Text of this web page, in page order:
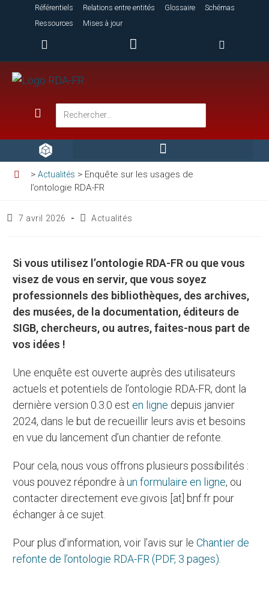
Référentiels Relations entre entités Glossaire
Schémas
Ressources
Mises à jour
>Actualités > Enquête sur les usages de
l’ontologie RDA-FR
7 avril 2026 Actualités
Si vous utilisez l’ontologie RDA-FR ou que vous
visez de vous en servir, que vous soyez
professionnels des bibliothèques, des archives,
des musées, de la documentation, éditeurs de
SIGB, chercheurs, ou autres, faites-nous part de
vos idées !
Une enquête est ouverte auprès des utilisateurs
actuels et potentiels de l’ontologie RDA-FR, dont la
dernière version 0.3.0 est en ligne depuis janvier
2024, dans le but de recueillir leurs avis et besoins
en vue du lancement d’un chantier de refonte.
Pour cela, nous vous offrons plusieurs possibilités :
vous pouvez répondre àun formulaire en ligne, ou
contacter directement eve.givois [at] bnf.fr pour
échanger à ce sujet.
Pour plus d’information, voir l’avis sur leChantier de
refonte de l’ontologie RDA-FR (PDF, 3 pages)